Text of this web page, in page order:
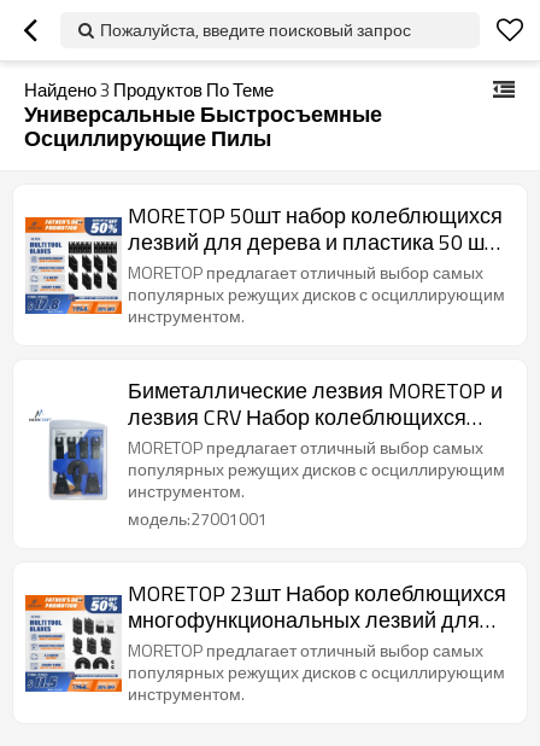
Пожалуйста, введите поисковый запрос
Найдено3 Продуктов По Теме
Универсальные Быстросъемные
Осциллирующие Пилы
MORETOP 50шт набор колеблющихся
лезвий для дерева и пластика 50 шт.
в упаковке
MORETOP предлагает отличный выбор самых
популярных режущих дисков с осциллирующим
инструментом.
Биметаллические лезвия MORETOP и
лезвия CRV Набор колеблющихся
многофункциональных лезвий для
пиления и резки, 8 шт. в упаковке
27001001
MORETOP предлагает отличный выбор самых
популярных режущих дисков с осциллирующим
инструментом.
модель:27001001
MORETOP 23шт Набор колеблющихся
многофункциональных лезвий для
дерева и металла 23 шт. в упаковке
MORETOP предлагает отличный выбор самых
популярных режущих дисков с осциллирующим
инструментом.